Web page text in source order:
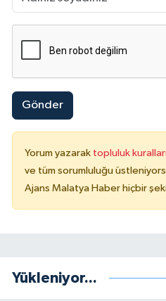
Gönder
Yorum yazarak topluluk
ve tüm sorumluluğu
Ajans Malatya Haber hiçbir
Yükleniyor...